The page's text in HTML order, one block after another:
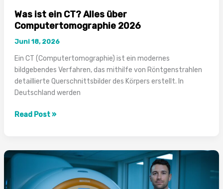
Was ist ein CT? Alles über
Computertomographie 2026
Juni 18, 2026
Ein CT (Computertomographie) ist ein modernes
bildgebendes Verfahren, das mithilfe von Röntgenstrahlen
detaillierte Querschnittsbilder des Körpers erstellt. In
Deutschland werden
Was
CT?
Computertomographie
Read Post »